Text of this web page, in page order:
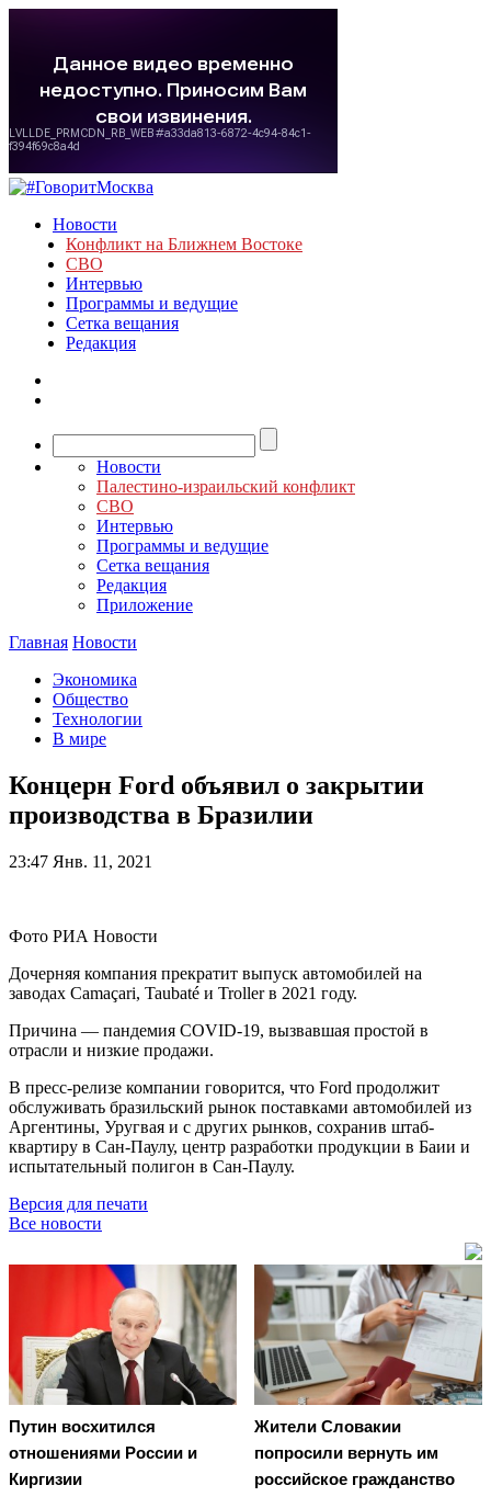
Новости
Конфликт на Ближнем Востоке
СВО
Интервью
Программы и ведущие
Сетка вещания
Редакция
Новости
Палестино-израильский конфликт
СВО
Интервью
Программы и ведущие
Сетка вещания
Редакция
Приложение
Главная Новости
Экономика
Общество
Технологии
В мире
Концерн Ford объявил о закрытии
производства в Бразилии
23:47 Янв. 11, 2021
Фото РИА Новости
Дочерняя компания прекратит выпуск автомобилей на
заводах Camaçari, Taubaté и Troller в 2021 году.
Причина — пандемия COVID-19, вызвавшая простой в
отрасли и низкие продажи.
В пресс-релизе компании говорится, что Ford продолжит
обслуживать бразильский рынок поставками автомобилей из
Аргентины, Уругвая и с других рынков, сохранив штаб-
квартиру в Сан-Паулу, центр разработки продукции в Баии и
испытательный полигон в Сан-Паулу.
Версия для печати
Все новости
Путин восхитился
отношениями России и
Киргизии
Жители Словакии
попросили вернуть им
российское гражданство